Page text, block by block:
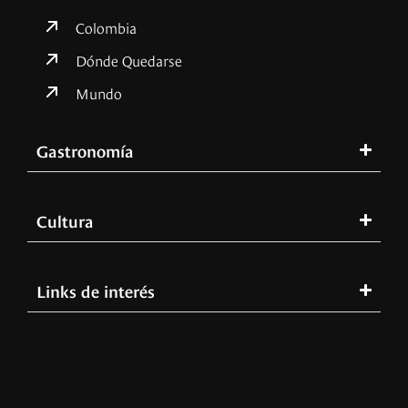
Colombia
Dónde Quedarse
Mundo
Gastronomía
Cultura
Links de interés